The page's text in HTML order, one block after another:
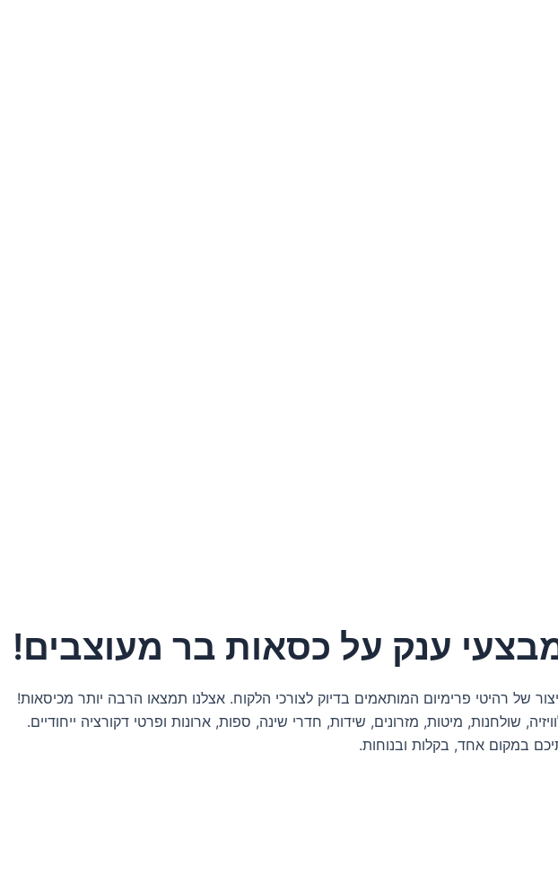
ענק על כסאות בר מעוצבים!
של רהיטי פרימיום המותאמים בדיוק לצורכי הלקוח. אצלנו תמצאו הרבה יותר מכיסאות!
שולחנות, מיטות, מזרונים, שידות, חדרי שינה, ספות, ארונות ופרטי דקורציה ייחודיים.
במקום אחד, בקלות ובנוחות.